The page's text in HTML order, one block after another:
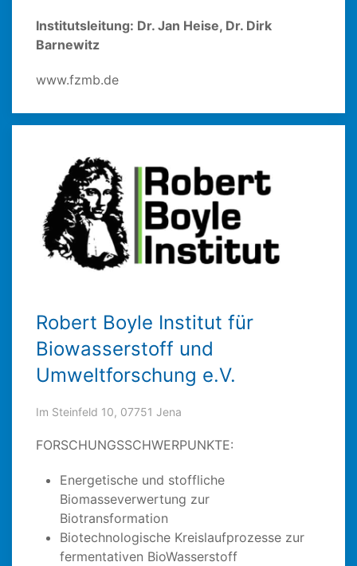
Institutsleitung: Dr. Jan Heise, Dr. Dirk
Barnewitz
www.fzmb.de
Robert Boyle Institut für
Biowasserstoff und
Umweltforschung e.V.
Im Steinfeld 10, 07751 Jena
FORSCHUNGSSCHWERPUNKTE:
Energetische und stoffliche
Biomasseverwertung zur
Biotransformation
Biotechnologische Kreislaufprozesse zur
fermentativen BioWasserstoff